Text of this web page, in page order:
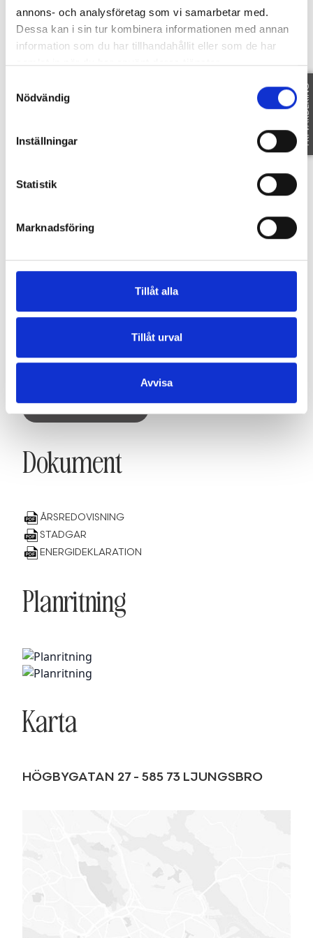
annons- och analysföretag som vi samarbetar med.
Dessa kan i sin tur kombinera informationen med annan
information som du har tillhandahållit eller som de har
samlat in när du har använt deras tjänster.
Nödvändig
Inställningar
Statistik
Marknadsföring
Tillåt alla
Tillåt urval
Avvisa
och ett kontinuerligt fokus på underhåll och
förbättringar – ett tryggt val för långsiktigt
boende.
Välkommen till ditt nya hem!
Område
SE OMRÅDE
Fakta
Dokument
ÅRSREDOVISNING
STADGAR
ENERGIDEKLARATION
Planritning
Karta
HÖGBYGATAN 27 - 585 73 LJUNGSBRO
FRI VÄRDERING